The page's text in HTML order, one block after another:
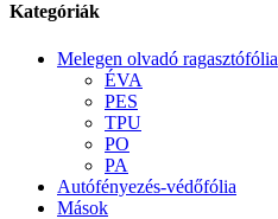
Kategóriák
Melegen olvadó ragasztófólia
ÉVA
PES
TPU
PO
PA
Autófényezés-védőfólia
Mások